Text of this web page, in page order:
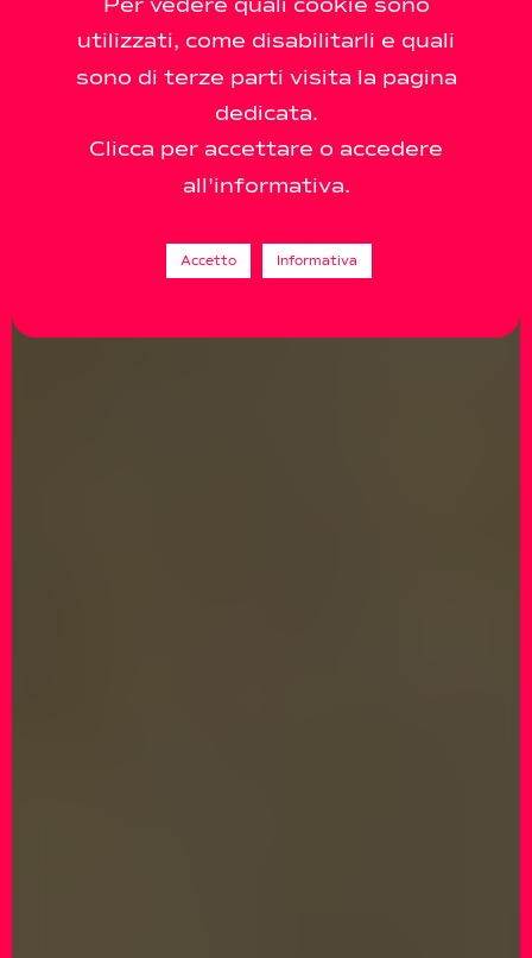
utilizzati, come disabilitarli e quali
sono di terze parti visita la pagina
dedicata.
Clicca per accettare o accedere
all'informativa.
Accetto Informativa